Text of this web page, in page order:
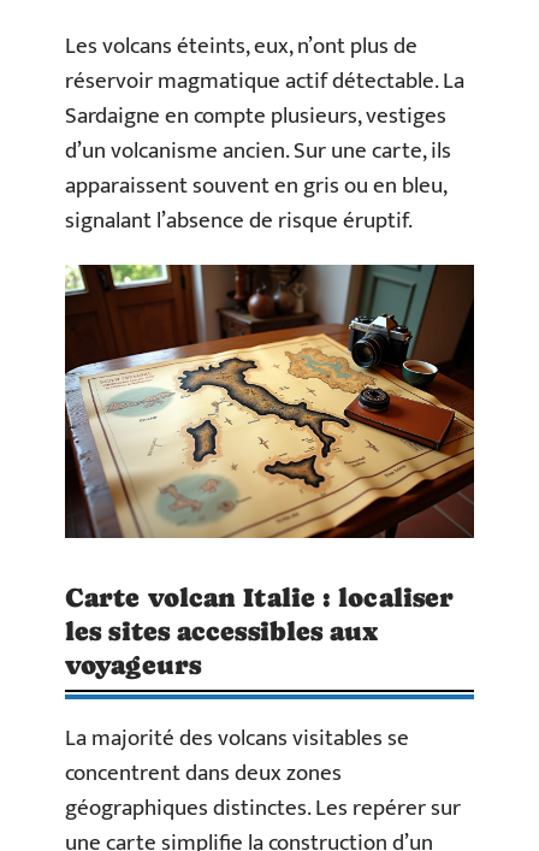
Les volcans éteints, eux, n’ont plus de
réservoir magmatique actif détectable. La
Sardaigne en compte plusieurs, vestiges
d’un volcanisme ancien. Sur une carte, ils
apparaissent souvent en gris ou en bleu,
signalant l’absence de risque éruptif.
Carte volcan Italie : localiser
les sites accessibles aux
voyageurs
La majorité des volcans visitables se
concentrent dans deux zones
géographiques distinctes. Les repérer sur
une carte simplifie la construction d’un